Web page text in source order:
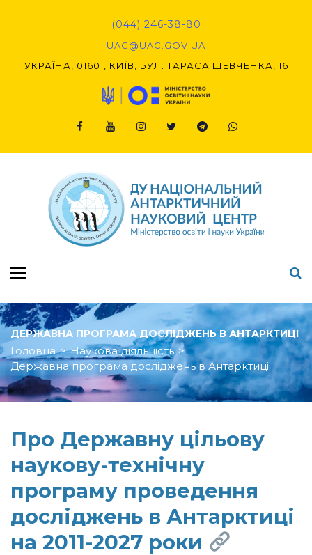
(044) 246-38-80
UAC@UAC.GOV.UA​​
УКРАЇНА, 01601, КИЇВ, БУЛ. ТАРАСА ШЕВЧЕНКА, 16
ДЕРЖАВНА ПРОГРАМА ДОСЛІДЖЕНЬ В АНТАРКТИЦІ
Головна > Наукова діяльність >
Державна програма досліджень в Антарктиці
Про Державну цільову
наукову-технічну
програму проведення
досліджень в Антарктиці
на 2011-2027 роки